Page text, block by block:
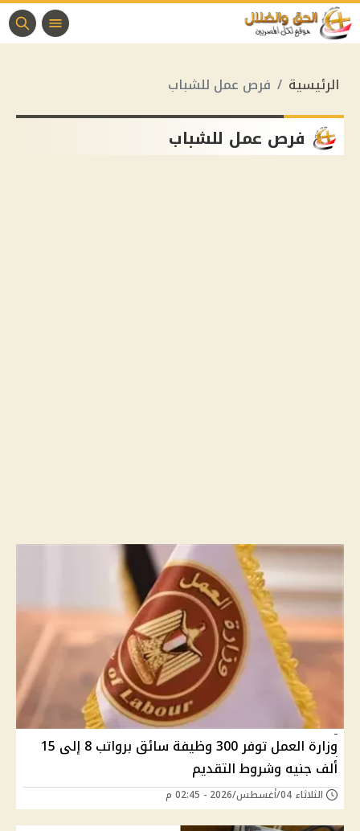
الرئيسية فرص عمل للشباب
فرص عمل للشباب
وزارة العمل توفر 300 وظيفة سائق برواتب 8 إلى 15
ألف جنيه وشروط التقديم
الثلاثاء 04/أغسطس/2026 - 02:45 م